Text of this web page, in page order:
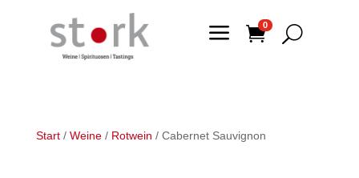
a 0 U
Start/ Weine/ Rotwein / Cabernet Sauvignon